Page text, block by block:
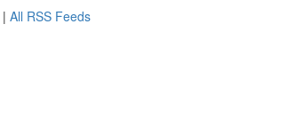
| All RSS Feeds